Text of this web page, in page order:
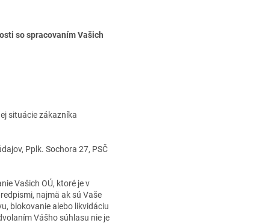
so spracovaním Vašich
situácie zákazníka
Pplk. Sochora 27, PSČ
Vašich OÚ, ktoré je v
najmä ak sú Vaše
blokovanie alebo likvidáciu
Vášho súhlasu nie je